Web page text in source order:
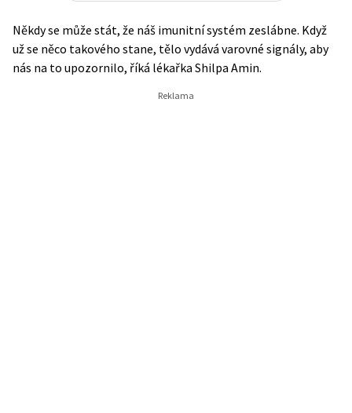
Někdy se může stát, že náš imunitní systém zeslábne. Když
už se něco takového stane, tělo vydává varovné signály, aby
nás na to upozornilo, říká lékařka Shilpa Amin.